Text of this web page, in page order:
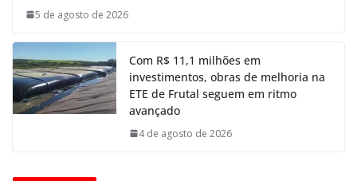
5 de agosto de 2026
Com R$ 11,1 milhões em
investimentos, obras de melhoria na
ETE de Frutal seguem em ritmo
avançado
4 de agosto de 2026